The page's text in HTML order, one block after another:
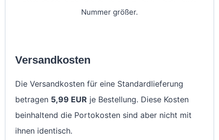
Nummer größer.
Versandkosten
Die Versandkosten für eine Standardlieferung
betragen 5,99 EUR je Bestellung. Diese Kosten
beinhaltend die Portokosten sind aber nicht mit
ihnen identisch.